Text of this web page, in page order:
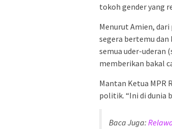
tokoh gender yang
Menurut Amien,
segera bertemu dan
semua uder-uderan
memberikan bakal
Mantan Ketua MPR
politik. “Ini di dunia
Baca Juga: